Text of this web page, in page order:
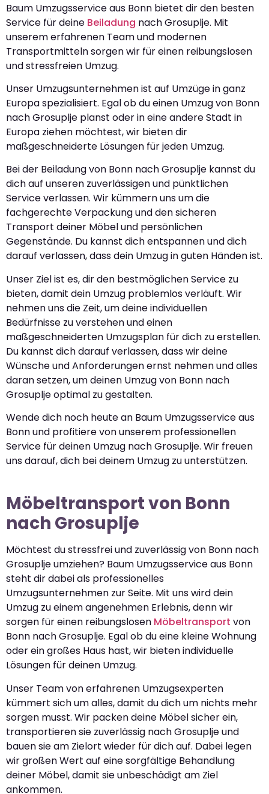
Baum Umzugsservice aus Bonn bietet dir den besten
Service für deine Beiladung nach Grosuplje. Mit
unserem erfahrenen Team und modernen
Transportmitteln sorgen wir für einen reibungslosen
und stressfreien Umzug.
Unser Umzugsunternehmen ist auf Umzüge in ganz
Europa spezialisiert. Egal ob du einen Umzug von Bonn
nach Grosuplje planst oder in eine andere Stadt in
Europa ziehen möchtest, wir bieten dir
maßgeschneiderte Lösungen für jeden Umzug.
Bei der Beiladung von Bonn nach Grosuplje kannst du
dich auf unseren zuverlässigen und pünktlichen
Service verlassen. Wir kümmern uns um die
fachgerechte Verpackung und den sicheren
Transport deiner Möbel und persönlichen
Gegenstände. Du kannst dich entspannen und dich
darauf verlassen, dass dein Umzug in guten Händen ist.
Unser Ziel ist es, dir den bestmöglichen Service zu
bieten, damit dein Umzug problemlos verläuft. Wir
nehmen uns die Zeit, um deine individuellen
Bedürfnisse zu verstehen und einen
maßgeschneiderten Umzugsplan für dich zu erstellen.
Du kannst dich darauf verlassen, dass wir deine
Wünsche und Anforderungen ernst nehmen und alles
daran setzen, um deinen Umzug von Bonn nach
Grosuplje optimal zu gestalten.
Wende dich noch heute an Baum Umzugsservice aus
Bonn und profitiere von unserem professionellen
Service für deinen Umzug nach Grosuplje. Wir freuen
uns darauf, dich bei deinem Umzug zu unterstützen.
Möbeltransport von Bonn
nach Grosuplje
Möchtest du stressfrei und zuverlässig von Bonn nach
Grosuplje umziehen? Baum Umzugsservice aus Bonn
steht dir dabei als professionelles
Umzugsunternehmen zur Seite. Mit uns wird dein
Umzug zu einem angenehmen Erlebnis, denn wir
sorgen für einen reibungslosen Möbeltransport von
Bonn nach Grosuplje. Egal ob du eine kleine Wohnung
oder ein großes Haus hast, wir bieten individuelle
Lösungen für deinen Umzug.
Unser Team von erfahrenen Umzugsexperten
kümmert sich um alles, damit du dich um nichts mehr
sorgen musst. Wir packen deine Möbel sicher ein,
transportieren sie zuverlässig nach Grosuplje und
bauen sie am Zielort wieder für dich auf. Dabei legen
wir großen Wert auf eine sorgfältige Behandlung
deiner Möbel, damit sie unbeschädigt am Ziel
ankommen.